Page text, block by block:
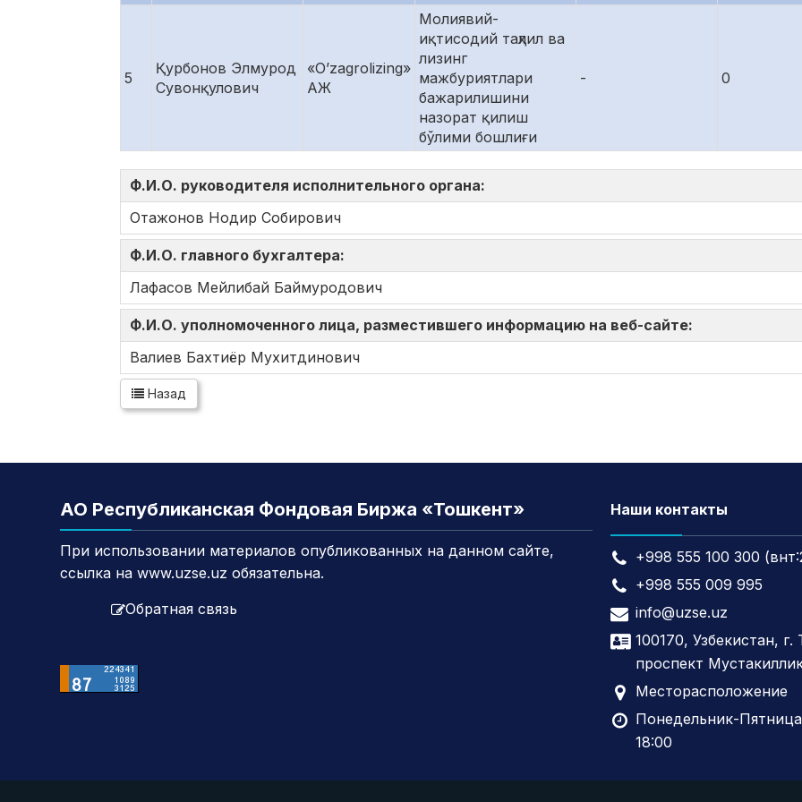
5
Қурбонов Элмурод
Сувонқулович
«O’zagrolizing»
АЖ
Молиявий-
иқтисодий таҳлил ва
лизинг
мажбуриятлари
бажарилишини
назорат қилиш
бўлими бошлиғи
- 0
Ф.И.О. руководителя исполнительного органа:
Отажонов Нодир Собирович
Ф.И.О. главного бухгалтера:
Лафасов Мейлибай Баймуродович
Ф.И.О. уполномоченного лица, разместившего информацию на веб-сайте:
Валиев Бахтиёр Мухитдинович
Назад
АО Республиканская Фондовая Биржа «Тошкент»
При использовании материалов опубликованных на данном сайте,
ссылка на www.uzse.uz обязательна.
Обратная связь
Наши контакты
+998 555 100 300
+998 555 009 995
info@uzse.uz
100170, Узбекистан,
проспект
Месторасположение
Понедельник-
18:00